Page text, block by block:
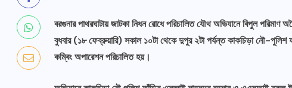
বরগুনার পাথরঘাটায় জাটকা নিধন রোধে পরিচালিত যৌথ অভিযানে বিপুল পরিমাণ
বুধবার (১৮ ফেব্রুয়ারি) সকাল ১০টা থেকে দুপুর ২টা পর্যন্ত কাকচিড়া নৌ-পুলিশ
কম্বিং অপারেশন পরিচালিত হয়।